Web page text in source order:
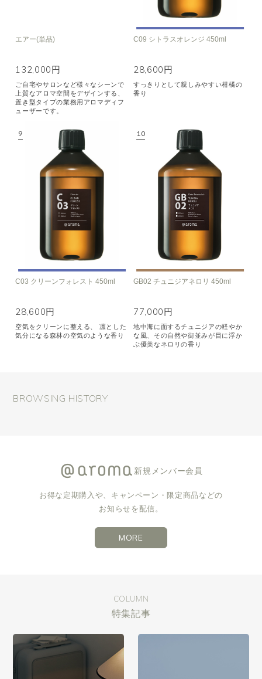
エアー(単品)
132,000円
ご自宅やサロンなど様々なシーンで
上質なアロマ空間をデザインする、
置き型タイプの業務用アロマディフ
ューザーです。
C09 シトラスオレンジ 450ml
28,600円
すっきりとして親しみやすい柑橘の
香り
C03 クリーンフォレスト 450ml
28,600円
空気をクリーンに整える、 凛とした
気分になる森林の空気のような香り
GB02 チュニジアネロリ 450ml
77,000円
地中海に面するチュニジアの軽やか
な風、その自然や街並みが目に浮か
ぶ優美なネロリの香り
BROWSING HISTORY
新規メンバー会員
お得な定期購入や、キャンペーン・限定商品などの
お知らせを配信。
MORE
COLUMN
特集記事